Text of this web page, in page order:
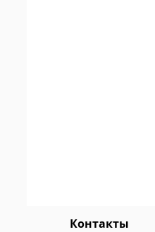
Контакты